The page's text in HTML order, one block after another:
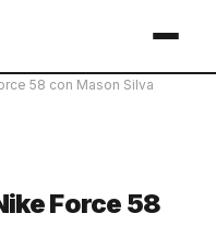
58 con Mason Silva
Force 58